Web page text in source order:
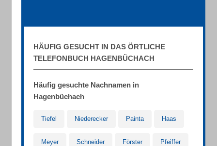
HÄUFIG GESUCHT IN DAS ÖRTLICHE
TELEFONBUCH HAGENBÜCHACH
Häufig gesuchte Nachnamen in
Hagenbüchach
Tiefel Niederecker Painta Haas
Meyer Schneider Förster Pfeiffer